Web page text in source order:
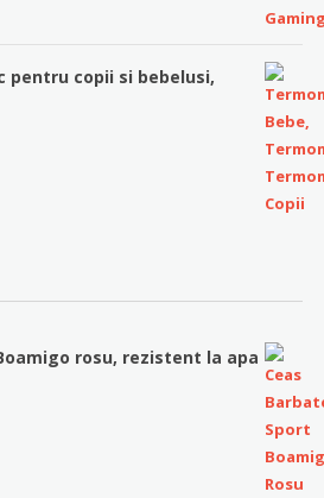
copii si bebelusi,
rosu, rezistent la apa